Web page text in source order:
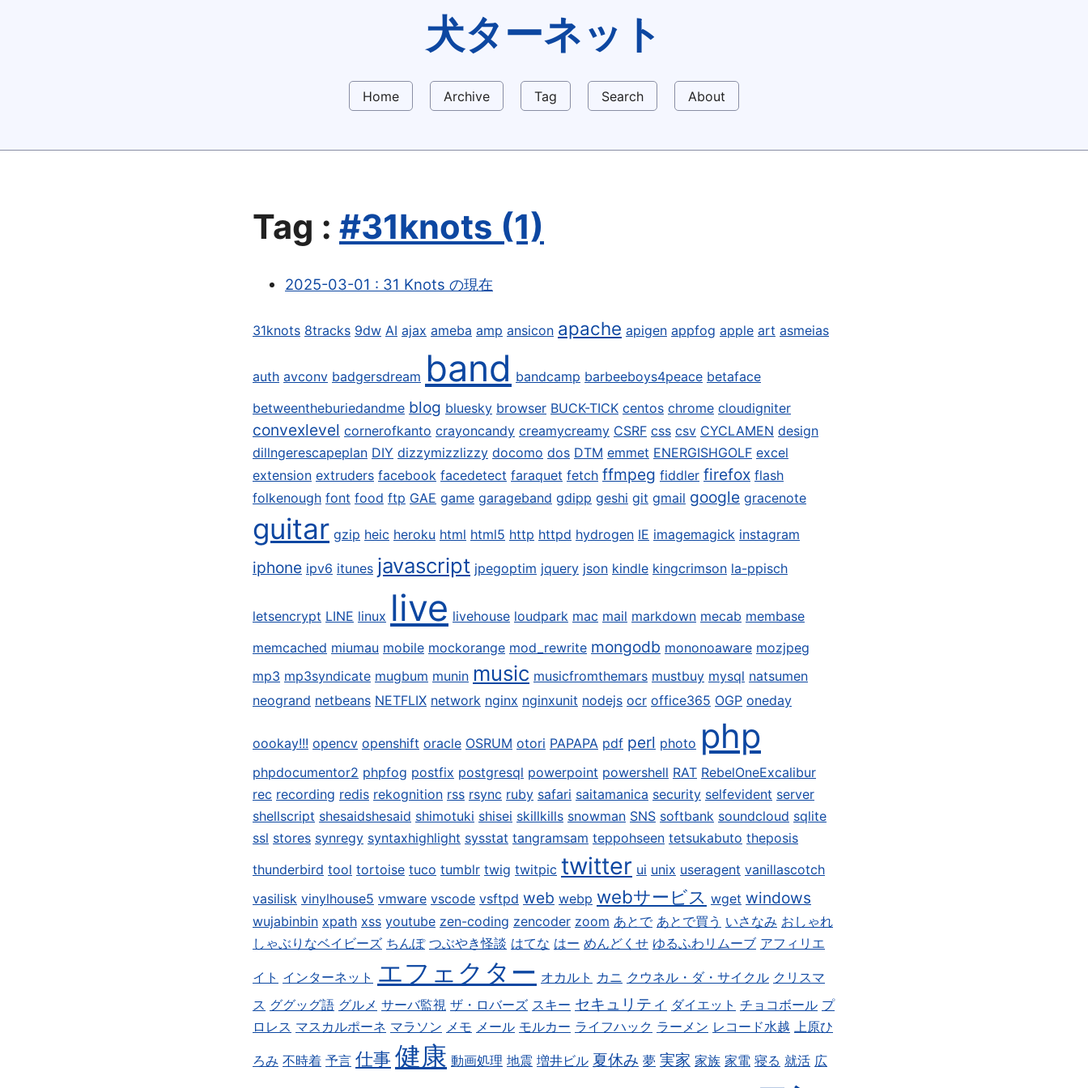
犬ターネット
Home Archive Tag Search About
Tag : #31knots (1)
2025-03-01 : 31 Knots の現在
31knots 8tracks 9dw AI ajax ameba amp ansicon apache apigen appfog apple art asmeias
auth avconv badgersdream band bandcamp barbeeboys4peace betaface
betweentheburiedandme blog bluesky browser BUCK-TICK centos chrome cloudigniter
convexlevel cornerofkanto crayoncandy creamycreamy CSRF css csv CYCLAMEN design
dillngerescapeplan DIY dizzymizzlizzy docomo dos DTM emmet ENERGISHGOLF excel
extension extruders facebook facedetect faraquet fetch ffmpeg fiddler firefox flash
folkenough font food ftp GAE game garageband gdipp geshi git gmail google gracenote
guitar gzip heic heroku html html5 http httpd hydrogen IE imagemagick instagram
iphone ipv6 itunes javascript jpegoptim jquery json kindle kingcrimson la-ppisch
letsencrypt LINE linux live livehouse loudpark mac mail markdown mecab membase
memcached miumau mobile mockorange mod_rewrite mongodb mononoaware mozjpeg
mp3 mp3syndicate mugbum munin music musicfromthemars mustbuy mysql natsumen
neogrand netbeans NETFLIX network nginx nginxunit nodejs ocr office365 OGP oneday
oookay!!! opencv openshift oracle OSRUM otori PAPAPA pdf perl photo php
phpdocumentor2 phpfog postfix postgresql powerpoint powershell RAT RebelOneExcalibur
rec recording redis rekognition rss rsync ruby safari saitamanica security selfevident server
shellscript shesaidshesaid shimotuki shisei skillkills snowman SNS softbank soundcloud sqlite
ssl stores synregy syntaxhighlight sysstat tangramsam teppohseen tetsukabuto theposis
thunderbird tool tortoise tuco tumblr twig twitpic twitter ui unix useragent vanillascotch
vasilisk vinylhouse5 vmware vscode vsftpd web webp webサービス wget windows
wujabinbin xpath xss youtube zen-coding zencoder zoom あとで あとで買う いさなみ おしゃれ
しゃぶりなベイビーズ ちんぽ つぶやき怪談 はてな はー めんどくせ ゆるふわリムーブ アフィリエ
イト インターネット エフェクター オカルト カニ クウネル・ダ・サイクル クリスマ
ス ググッグ語 グルメ サーバ監視 ザ・ロバーズ スキー セキュリティ ダイエット チョコボール プ
ロレス マスカルポーネ マラソン メモ メール モルカー ライフハック ラーメン レコード水越 上原ひ
ろみ 不時着 予言 仕事 健康 動画処理 地震 増井ビル 夏休み 夢 実家 家族 家電 寝る 就活 広